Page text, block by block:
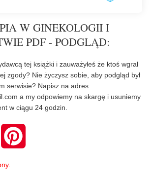
W GINEKOLOGII I
PDF - PODGLĄD:
tej książki i zauważyłeś że ktoś wgrał
zgody? Nie życzysz sobie, aby podgląd był
serwisie? Napisz na adres
a my odpowiemy na skargę i usuniemy
w ciągu 24 godzin.
T
w